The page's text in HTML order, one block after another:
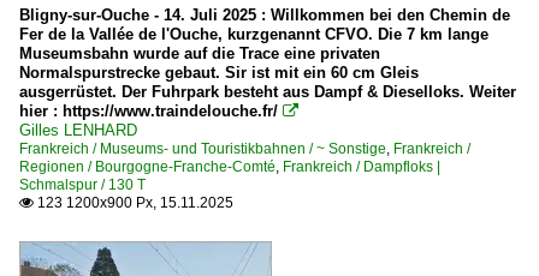
0 522 RABe 522 ·SBB· Flirt CH+F
7 560 RBDe 560 ·SBB· NPZ
7 562 RBDe 562 ·SBB· NPZ CH+F
Triebzüge | ältere Bauart
RAe TEE II · RABe EC ·SBB·
Bligny-sur-Ouche - 14. Juli 2025 : Willkommen bei den Chemin de
Fer de la Vallée de l'Ouche, kurzgenannt CFVO. Die 7 km lange
Museumsbahn wurde auf die Trace eine privaten
Normalspurstrecke gebaut. Sir ist mit ein 60 cm Gleis
ausgerrüstet. Der Fuhrpark besteht aus Dampf & Dieselloks. Weiter
hier : https://www.traindelouche.fr/ 
Gilles LENHARD
Frankreich / Museums- und Touristikbahnen / ~ Sonstige, Frankreich /
Regionen / Bourgogne-Franche-Comté, Frankreich / Dampfloks |
Schmalspur / 130 T
 123 1200x900 Px, 15.11.2025